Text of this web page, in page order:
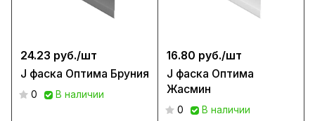
24.23 руб./шт
J фаска Оптима Бруния
0 В наличии
16.80 руб./шт
J фаска Оптима
Жасмин
0 В наличии